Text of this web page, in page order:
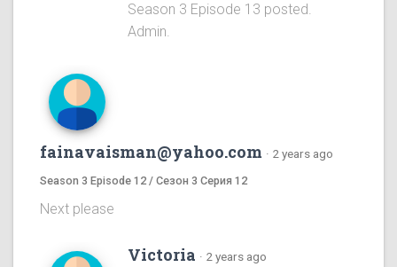
Season 3 Episode 13 posted.
Admin.
fainavaisman@yahoo.com · 2 years ago
Season 3 Episode 12 / Сезон 3 Серия 12
Next please
Victoria · 2 years ago